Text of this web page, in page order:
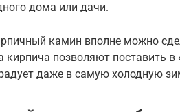
дома или дачи.
камин вполне можно
кирпича позволяют поставить в
даже в самую холодную